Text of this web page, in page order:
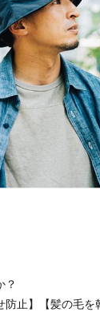
？
止】【髪の毛を